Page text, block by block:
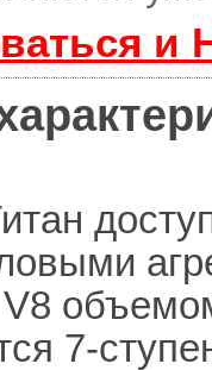
и
V8
7-